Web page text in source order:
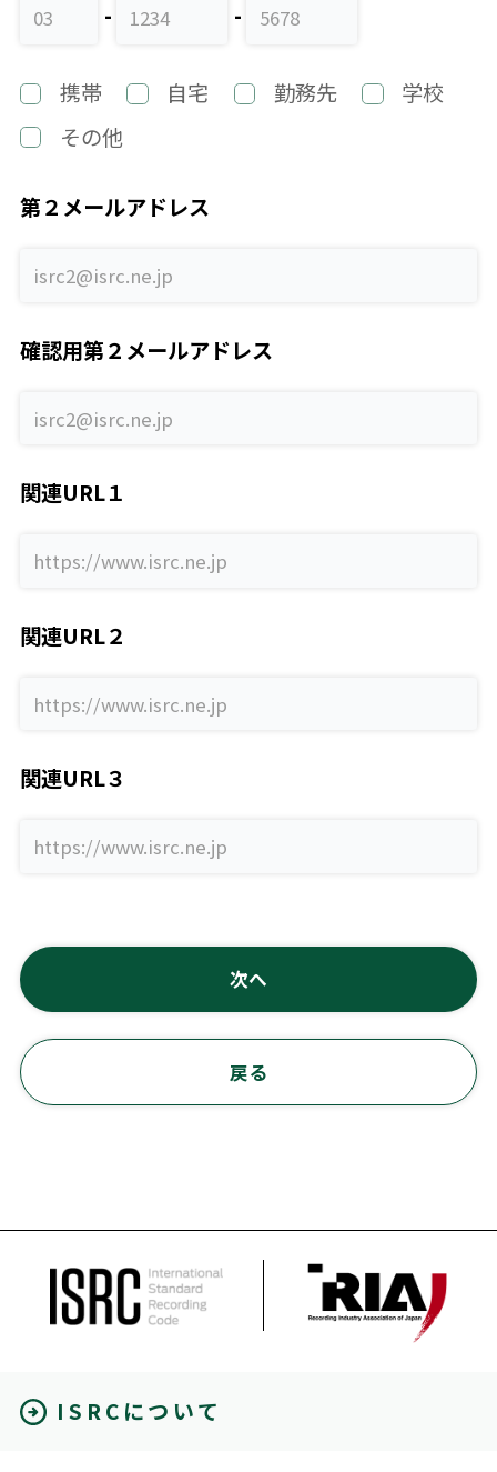
携帯 自宅 勤務先
学校
その他
第２メールアドレス
確認用第２メールアドレス
関連URL１
関連URL２
関連URL３
戻る
次へ
ISRCについて